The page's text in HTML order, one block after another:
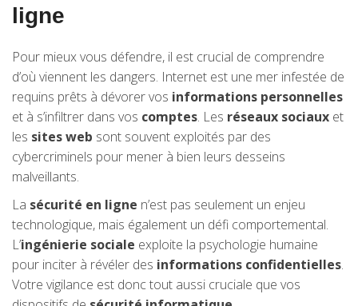
ligne
Pour mieux vous défendre, il est crucial de comprendre
d’où viennent les dangers. Internet est une mer infestée de
requins prêts à dévorer vos informations personnelles
et à s’infiltrer dans vos comptes. Les réseaux sociaux et
les sites web sont souvent exploités par des
cybercriminels pour mener à bien leurs desseins
malveillants.
La sécurité en ligne n’est pas seulement un enjeu
technologique, mais également un défi comportemental.
L’ingénierie sociale exploite la psychologie humaine
pour inciter à révéler des informations confidentielles.
Votre vigilance est donc tout aussi cruciale que vos